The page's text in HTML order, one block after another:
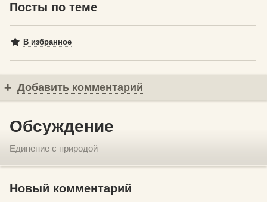
Посты по теме
В избранное
Добавить комментарий
Обсуждение
Единение с природой
Новый комментарий